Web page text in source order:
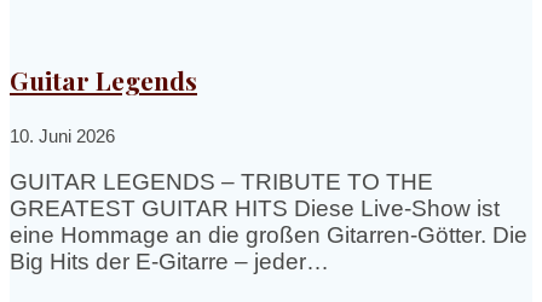
Guitar Legends
10. Juni 2026
GUITAR LEGENDS – TRIBUTE TO THE
GREATEST GUITAR HITS Diese Live-Show ist
eine Hommage an die großen Gitarren-Götter. Die
Big Hits der E-Gitarre – jeder…